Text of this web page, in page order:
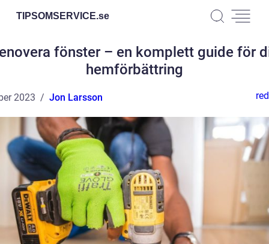
TIPSOMSERVICE.se
fönster – en komplett guide för
hemförbättring
2023 Jon Larsson